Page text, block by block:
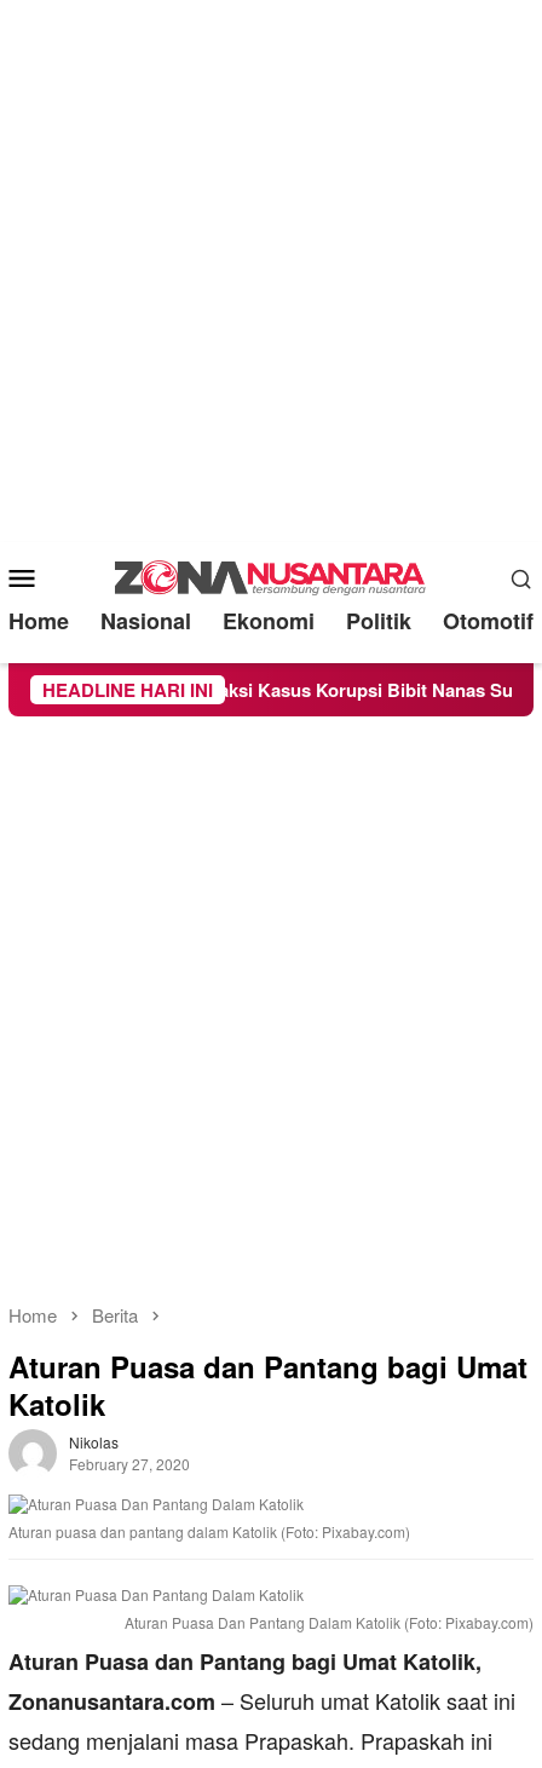
Mobile
Menu
Home Nasional Ekonomi Politik Otomotif
HEADLINE HARI INI
Saksi Kasus Korupsi Bibit Nanas Sulsel Rp 52,4 Miliar
Home Berita
Aturan Puasa dan Pantang bagi Umat
Katolik
Nikolas
February 27, 2020
Aturan puasa dan pantang dalam Katolik (Foto: Pixabay.com)
Aturan Puasa Dan Pantang Dalam Katolik (Foto: Pixabay.com)
Aturan Puasa dan Pantang bagi Umat Katolik,
Zonanusantara.com – Seluruh umat Katolik saat ini
sedang menjalani masa Prapaskah. Prapaskah ini